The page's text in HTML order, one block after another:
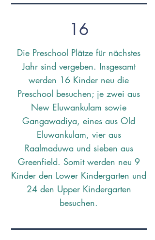
16
Die Preschool Plätze für nächstes
Jahr sind vergeben. Insgesamt
werden 16 Kinder neu die
Preschool besuchen; je zwei aus
New Eluwankulam sowie
Gangawadiya, eines aus Old
Eluwankulam, vier aus
Raalmaduwa und sieben aus
Greenfield. Somit werden neu 9
Kinder den Lower Kindergarten und
24 den Upper Kindergarten
besuchen.